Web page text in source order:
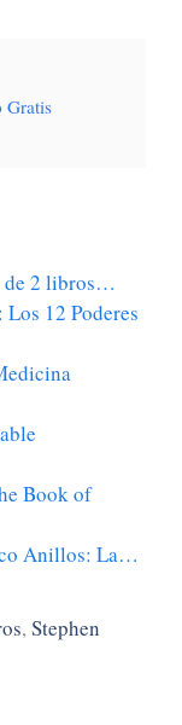
Gratis
de 2 libros…
12 Poderes
Book of
Anillos: La…
,Stephen